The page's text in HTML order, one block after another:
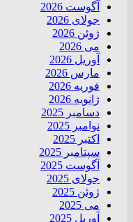
آگوست 2026
جولای 2026
ژوئن 2026
می 2026
آوریل 2026
مارس 2026
فوریه 2026
ژانویه 2026
دسامبر 2025
نوامبر 2025
اکتبر 2025
سپتامبر 2025
آگوست 2025
جولای 2025
ژوئن 2025
می 2025
آوریل 2025